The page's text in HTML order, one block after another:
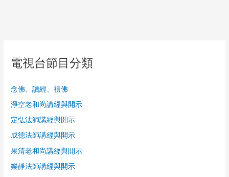
電視台節目分類
念佛、讀經、禮佛
淨空老和尚講經與開示
定弘法師講經與開示
成德法師講經與開示
果清老和尚講經與開示
樂靜法師講經與開示